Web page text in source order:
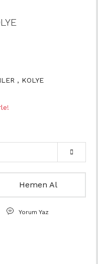
, KOLYE
Hemen Al
Yorum Yaz